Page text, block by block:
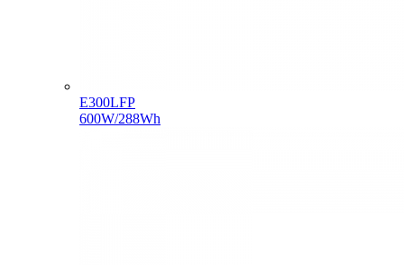
E300LFP
600W/288Wh